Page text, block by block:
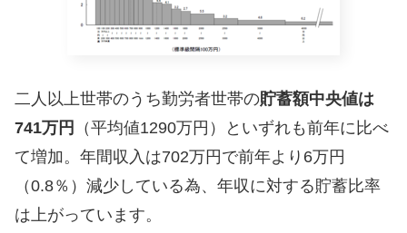
二人以上世帯のうち勤労者世帯の貯蓄額中央値は
741万円
（平均値1290万円）といずれも前年に比べ
て増加。年間収入は702万円で前年より6万円
（0.8％）減少している為、年収に対する貯蓄比率
は上がっています。